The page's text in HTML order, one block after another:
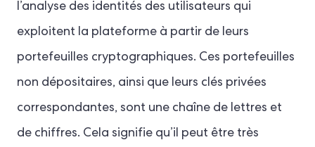
l’analyse des identités des utilisateurs qui
exploitent la plateforme à partir de leurs
portefeuilles cryptographiques. Ces portefeuilles
non dépositaires, ainsi que leurs clés privées
correspondantes, sont une chaîne de lettres et
de chiffres. Cela signifie qu’il peut être très